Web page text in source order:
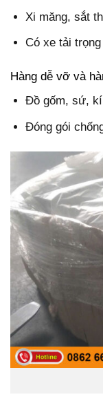
Xi măng, sắt
Có xe tải
Hàng dễ vỡ và
Đồ gốm, sứ,
Đóng gói